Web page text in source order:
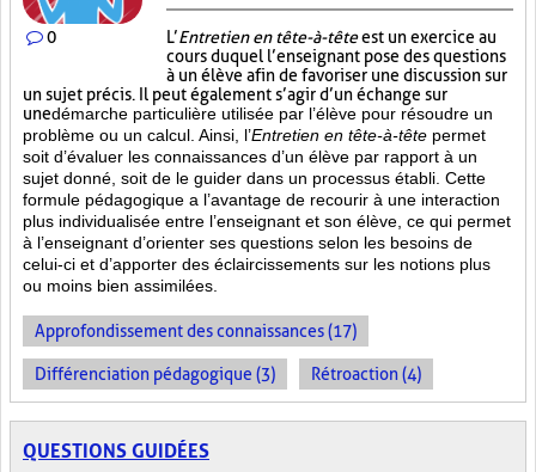
0 L’Entretien en tête-à-têteest un exercice au
cours duquel l’enseignant pose des questions
à un élève afin de favoriser une discussion sur
un sujet précis. Il peut également s’agir d’un échange sur
unedémarche particulière utilisée par l’élève pour résoudre un
problème ou un calcul. Ainsi, l’Entretien en tête-à-tête permet
soit d’évaluer les connaissances d’un élève par rapport à un
sujet donné, soit de le guider dans un processus établi. Cette
formule pédagogique a l’avantage de recourir à une interaction
plus individualisée entre l’enseignant et son élève, ce qui permet
à l’enseignant d’orienter ses questions selon les besoins de
celui-ci et d’apporter des éclaircissements sur les notions plus
ou moins bien assimilées.
Approfondissement des connaissances (17)
Différenciation pédagogique (3) Rétroaction (4)
QUESTIONS GUIDÉES